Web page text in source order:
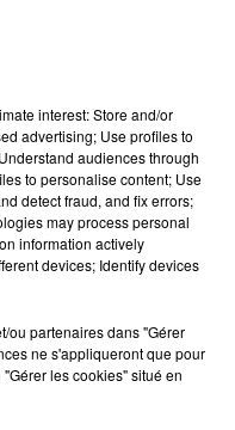
interest: Store and/or
advertising; Use profiles to
audiences through
to personalise content; Use
detect fraud, and fix errors;
may process personal
information actively
devices; Identify devices
ou partenaires dans "Gérer
ne s'appliqueront que pour
les cookies" situé en